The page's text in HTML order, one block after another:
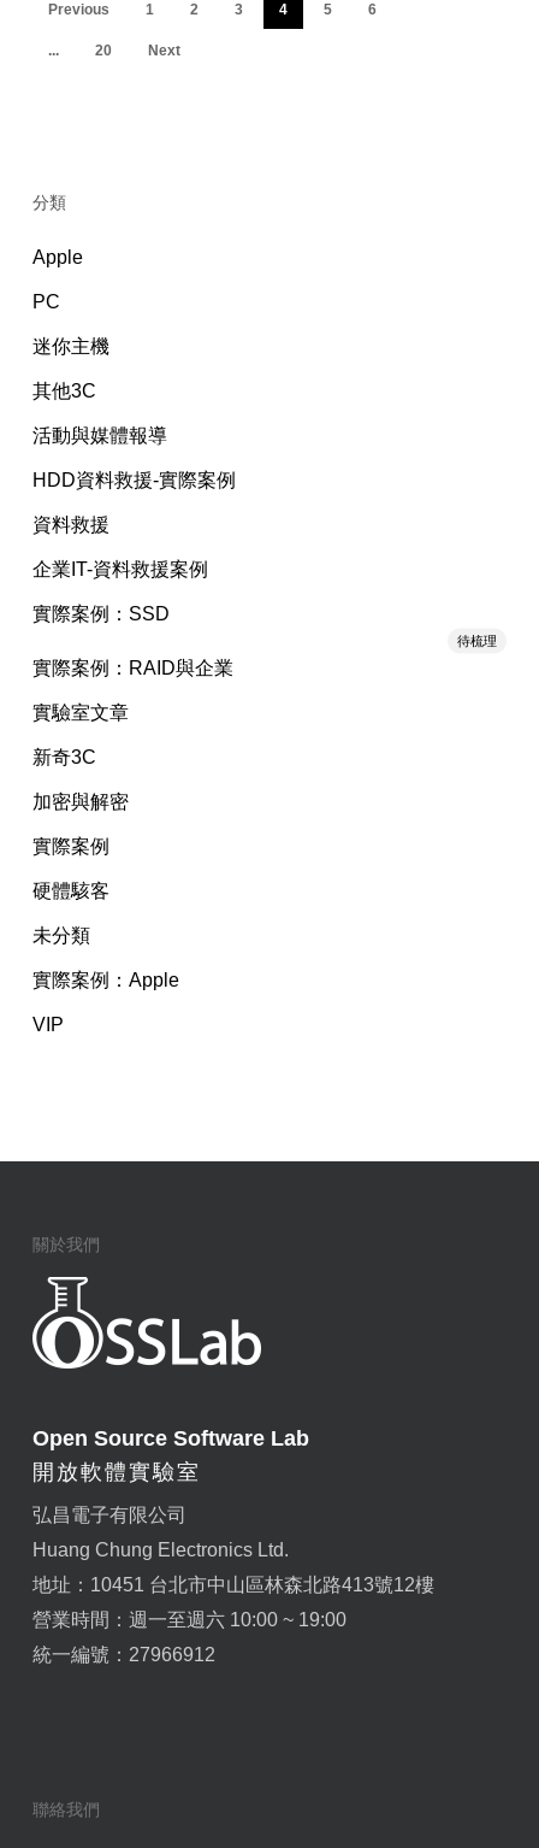
Previous 1 2 3 4 5 6
... 20 Next
分類
Apple
PC
迷你主機
其他3C
活動與媒體報導
HDD資料救援-實際案例
資料救援
企業IT-資料救援案例
實際案例：SSD
待梳理
實際案例：RAID與企業
實驗室文章
新奇3C
加密與解密
實際案例
硬體駭客
未分類
實際案例：Apple
VIP
關於我們
Open Source Software Lab
開放軟體實驗室
弘昌電子有限公司
Huang Chung Electronics Ltd.
地址：10451 台北市中山區林森北路413號12樓
營業時間：週一至週六 10:00 ~ 19:00
統一編號：27966912
聯絡我們